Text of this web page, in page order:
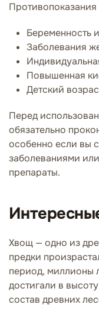
Беременность
Заболевания
Повышенная
Детский
Перед
обязательно
особенно если вы
заболеваниями
препараты.
Хвощ — одно из
предки
период, миллионы
достигали в
состав древних